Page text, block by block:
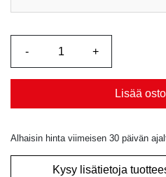
Lisää
Alhaisin hinta viimeisen 30 päivän
Kysy lisätietoja